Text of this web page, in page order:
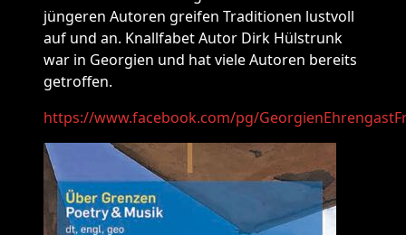
jüngeren Autoren greifen Traditionen lustvoll
auf und an. Knallfabet Autor Dirk Hülstrunk
war in Georgien und hat viele Autoren bereits
getroffen.
https://www.facebook.com/pg/